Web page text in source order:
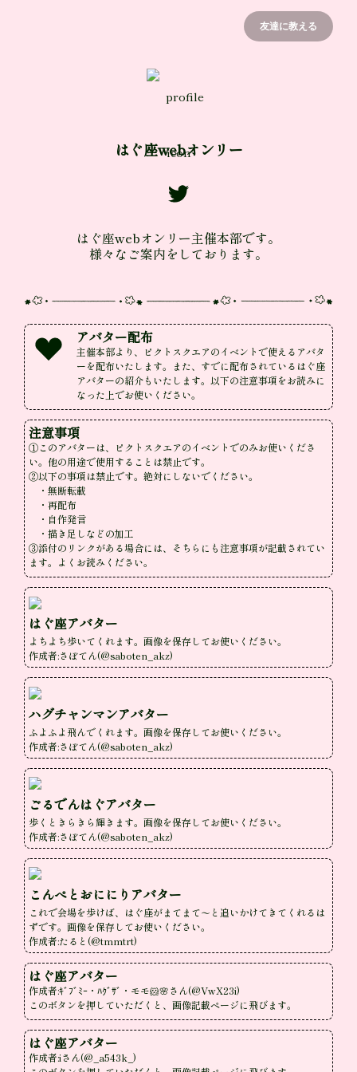
友達に教える
はぐ座webオンリー
はぐ座webオンリー主催本部です。
様々なご案内をしております。
アバター配布
主催本部より、ピクトスクエアのイベントで使えるアバタ
ーを配布いたします。また、すでに配布されているはぐ座
アバターの紹介もいたします。以下の注意事項をお読みに
なった上でお使いください。
注意事項
①このアバターは、ピクトスクエアのイベントでのみお使いくださ
い。他の用途で使用することは禁止です。
②以下の事項は禁止です。絶対にしないでください。
・無断転載
・再配布
・自作発言
・描き足しなどの加工
③添付のリンクがある場合には、そちらにも注意事項が記載されてい
ます。よくお読みください。
はぐ座アバター
よちよち歩いてくれます。画像を保存してお使いください。
作成者:さぼてん(@saboten_akz)
ハグチャンマンアバター
ふよふよ飛んでくれます。画像を保存してお使いください。
作成者:さぼてん(@saboten_akz)
ごるでんはぐアバター
歩くときらきら輝きます。画像を保存してお使いください。
作成者:さぼてん(@saboten_akz)
こんぺとおににりアバター
これで会場を歩けば、はぐ座がまてまて〜と追いかけてきてくれるは
ずです。画像を保存してお使いください。
作成者:たると(@tmmtrt)
はぐ座アバター
作成者:ｷﾞﾌﾞﾐｰ・ﾊｸﾞｻﾞ・モモ🐹🌸さん(@VwX23i)
このボタンを押していただくと、画像記載ページに飛びます。
はぐ座アバター
作成者:iさん(@_a543k_)